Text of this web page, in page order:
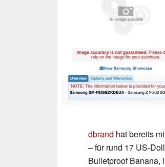
dbrand hat bereits
– für rund 17 US-
Bulletproof Banana,